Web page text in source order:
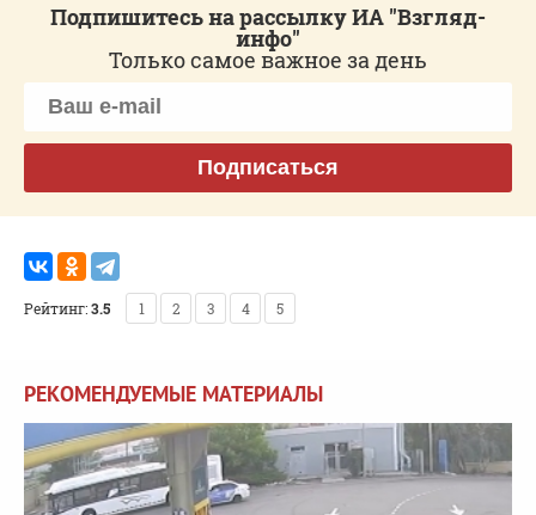
Подпишитесь на рассылку ИА "Взгляд-
инфо"
Только самое важное за день
Подписаться
Рейтинг:3.5 1 2 3 4 5
РЕКОМЕНДУЕМЫЕ МАТЕРИАЛЫ